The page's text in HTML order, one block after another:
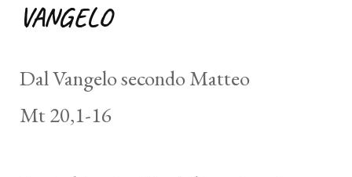
VANGELO
Dal Vangelo secondo Matteo
Mt 20,1-16